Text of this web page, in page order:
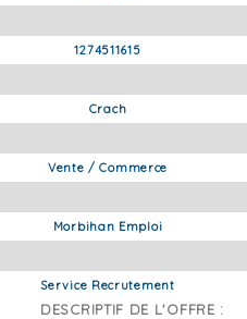
1274511615
Crach
Vente / Commerce
Morbihan Emploi
Service Recrutement
DESCRIPTIF DE L'OFFRE :